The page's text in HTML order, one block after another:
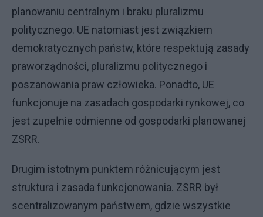
planowaniu centralnym i braku pluralizmu
politycznego. UE natomiast jest związkiem
demokratycznych państw, które respektują zasady
praworządności, pluralizmu politycznego i
poszanowania praw człowieka. Ponadto, UE
funkcjonuje na zasadach gospodarki rynkowej, co
jest zupełnie odmienne od gospodarki planowanej
ZSRR.
Drugim istotnym punktem różnicującym jest
struktura i zasada funkcjonowania. ZSRR był
scentralizowanym państwem, gdzie wszystkie